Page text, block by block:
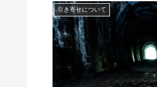
引き寄せについて